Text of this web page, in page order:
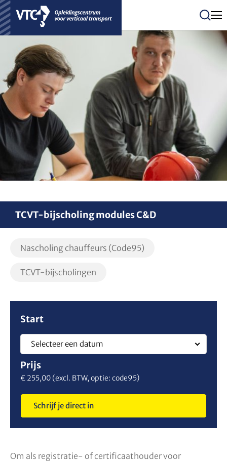
Zoeken
TCVT-bijscholing modules C&D
Filter
opleiding
Nascholing chauffeurs (Code95)
TCVT-bijscholingen
Schrijf
je
direct
in
Start
Selecteer een datum
Prijs
€ 255,00 (excl. BTW, optie: code95)
Schrijf je direct in
Om als registratie- of certificaathouder voor